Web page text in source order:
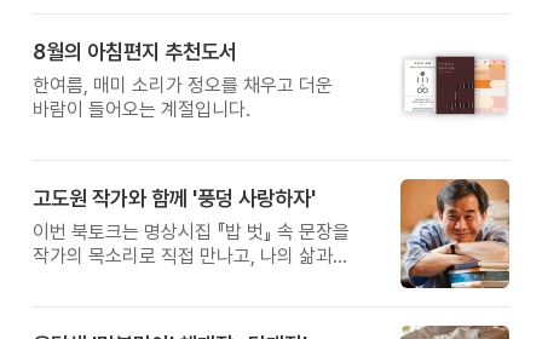
8월의 아침편지 추천도서
한여름, 매미 소리가 정오를 채우고 더운
바람이 들어오는 계절입니다.
고도원 작가와 함께 '풍덩 사랑하자'
이번 북토크는 명상시집 『밥 벗』 속 문장을
작가의 목소리로 직접 만나고, 나의 삶과